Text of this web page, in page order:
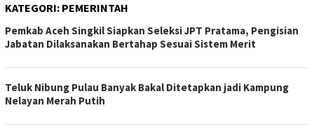
KATEGORI: PEMERINTAH
Pemkab Aceh Singkil Siapkan Seleksi JPT Pratama, Pengisian
Jabatan Dilaksanakan Bertahap Sesuai Sistem Merit
Teluk Nibung Pulau Banyak Bakal Ditetapkan jadi Kampung
Nelayan Merah Putih